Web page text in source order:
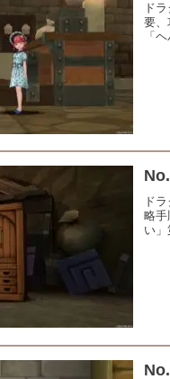
ド
要
「
ド
略
い